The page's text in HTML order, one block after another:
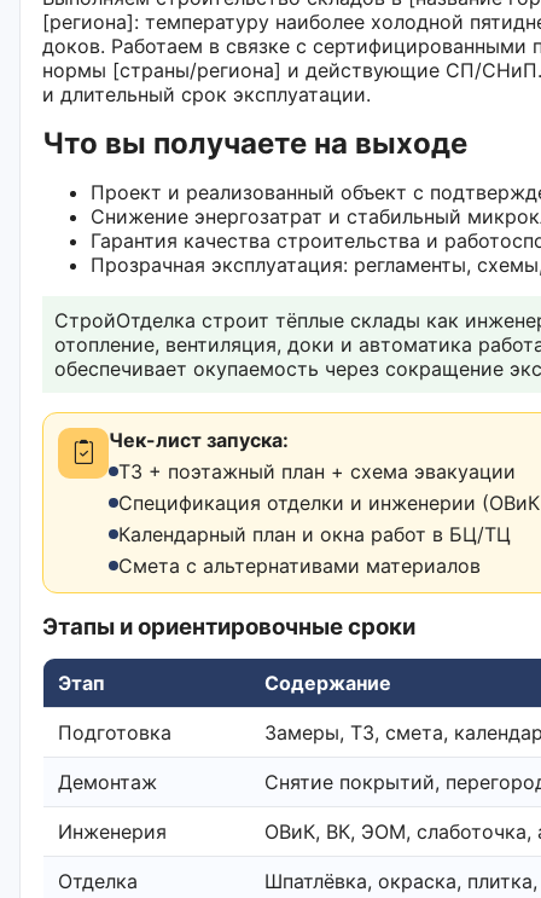
[региона]: температуру наиболее холодной
доков. Работаем в связке с
нормы [страны/региона] и действующие СП/СНиП.
и длительный срок эксплуатации.
Что вы получаете на выходе
Проект и реализованный объект с
Снижение энергозатрат и стабильный
Гарантия качества строительства и
Прозрачная эксплуатация: регламенты,
СтройОтделка строит тёплые склады как
отопление, вентиляция, доки и автоматика
обеспечивает окупаемость через сокращение
Чек-лист запуска:
ТЗ + поэтажный план + схема эвакуации
Спецификация отделки и инженерии
Календарный план и окна работ в БЦ/ТЦ
Смета с альтернативами материалов
Этапы и ориентировочные сроки
Этап Содержание
Подготовка Замеры, ТЗ, смета,
Демонтаж Снятие покрытий,
Инженерия ОВиК, ВК, ЭОМ, слаботочка,
Отделка Шпатлёвка, окраска,